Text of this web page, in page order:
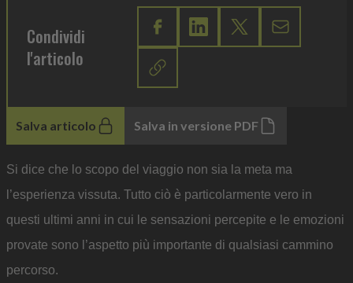
Condividi
l'articolo
Salva articolo Salva in versione PDF
Si dice che lo scopo del viaggio non sia la meta ma
l’esperienza vissuta. Tutto ciò è particolarmente vero in
questi ultimi anni in cui le sensazioni percepite e le emozioni
provate sono l’aspetto più importante di qualsiasi cammino
percorso.